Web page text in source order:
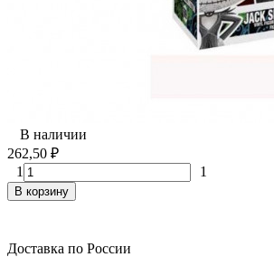
В наличии
262,50 ₽
1
1
В корзину
Доставка по России